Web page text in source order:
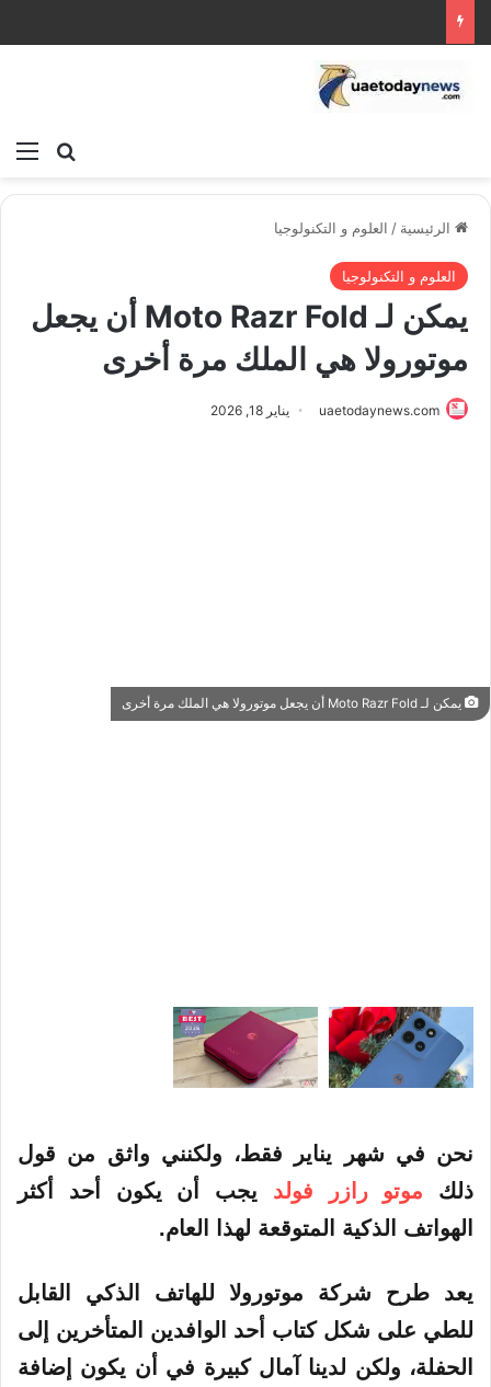
بحث
الرئيسية / العلوم و التكنولوجيا
العلوم و التكنولوجيا
يمكن لـ Moto Razr Fold أن يجعل
موتورولا هي الملك مرة أخرى
uaetodaynews.com يناير 18, 2026
يمكن لـ Moto Razr Fold أن يجعل موتورولا هي الملك مرة أخرى
نحن في شهر يناير فقط، ولكنني واثق من قول
ذلك موتو رازر فولد يجب أن يكون أحد أكثر
الهواتف الذكية المتوقعة لهذا العام.
يعد طرح شركة موتورولا للهاتف الذكي القابل
للطي على شكل كتاب أحد الوافدين المتأخرين إلى
الحفلة، ولكن لدينا آمال كبيرة في أن يكون إضافة